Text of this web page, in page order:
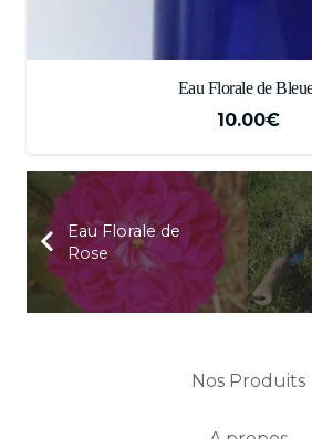
Eau Florale de
10.00€
Eau Florale de
Rose
Nos Produits